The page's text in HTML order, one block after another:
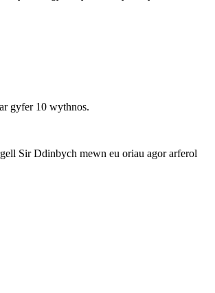
gyfer 10 wythnos.
Sir Ddinbych mewn eu oriau agor arferol